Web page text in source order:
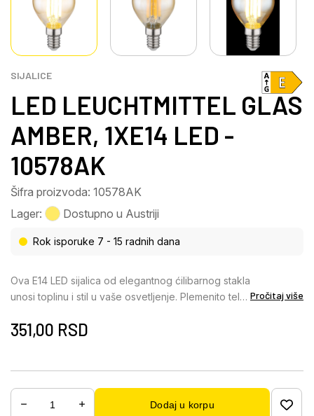
SIJALICE
LED LEUCHTMITTEL GLAS
AMBER, 1XE14 LED -
10578AK
Šifra proizvoda: 10578AK
Lager:
Dostupno u Austriji
Rok isporuke 7 - 15 radnih dana
Ova E14 LED sijalica od elegantnog ćilibarnog stakla
unosi toplinu i stil u vaše osvetljenje. Plemenito telo
obezbeđuje stilski izgled, već i ravnomernu
lustere, zidne lampe i stone lampe. Sijalica nudi
snažnu osvetljenost od 700 lumena i emituje toplo
Pročitaj više
351,00 RSD
Dodaj u korpu